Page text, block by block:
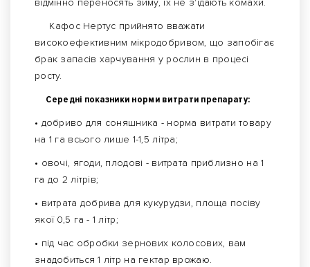
відмінно переносять зиму, їх не з'їдають комахи.
Кафос Нертус прийнято вважати
високоефективним мікродобривом, що запобігає
брак запасів харчування у рослин в процесі
росту.
Середні показники норми витрати препарату:
• добриво для соняшника - норма витрати товару
на 1 га всього лише 1-1,5 літра;
• овочі, ягоди, плодові - витрата приблизно на 1
га до 2 літрів;
• витрата добрива для кукурудзи, площа посіву
якої 0,5 га - 1 літр;
• під час обробки зернових колосових, вам
знадобиться 1 літр на гектар врожаю.